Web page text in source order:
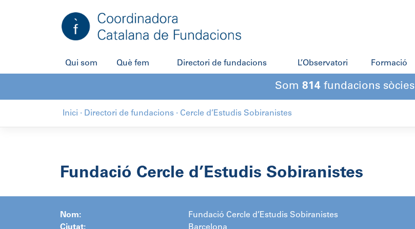
Qui som Què fem Directori de fundacions L’Observatori Formació
Som 814 fundacions sòcies
Inici · Directori de fundacions · Cercle d’Estudis Sobiranistes
Fundació Cercle d’Estudis Sobiranistes
Nom:
Fundació Cercle d’Estudis Sobiranistes